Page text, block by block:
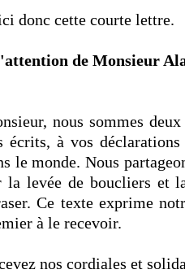
donc cette courte lettre.
de Monsieur
nous sommes
écrits, à vos
le monde. Nous
la levée de boucliers et
Ce texte exprime
à le recevoir.
nos cordiales et